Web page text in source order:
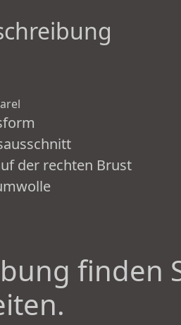
der rechten Brust
finden